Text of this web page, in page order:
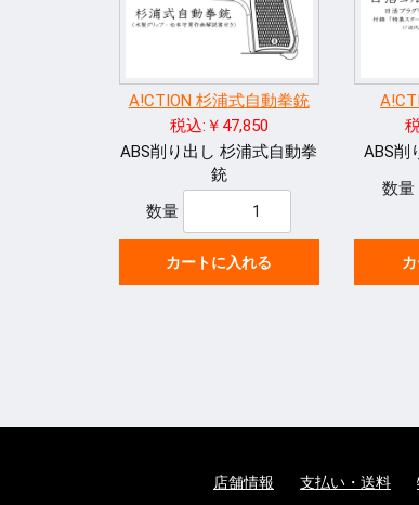
A!CTION 杉浦式自動拳銃
税込:￥47,850
ABS削り出し 杉浦式自動拳
銃
数量
カートに入れる
ABS削
数量
店舗情報 支払い・送料